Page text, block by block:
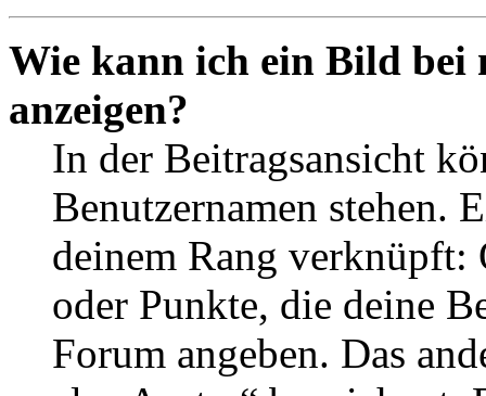
Wie kann ich ein Bild bei
anzeigen?
In der Beitragsansicht
Benutzernamen stehen.
deinem Rang verknüpft:
oder Punkte, die deine
Forum angeben. Das